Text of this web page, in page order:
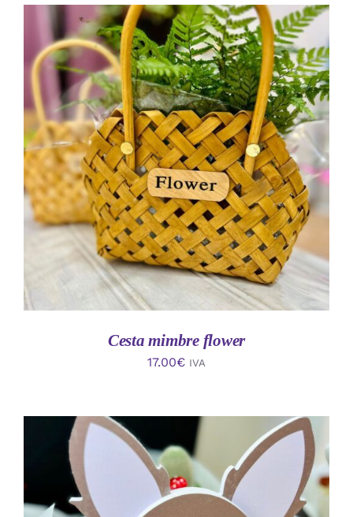
AÑADIR AL CARRITO
/
DETALLES
Cesta mimbre flower
17.00€ IVA